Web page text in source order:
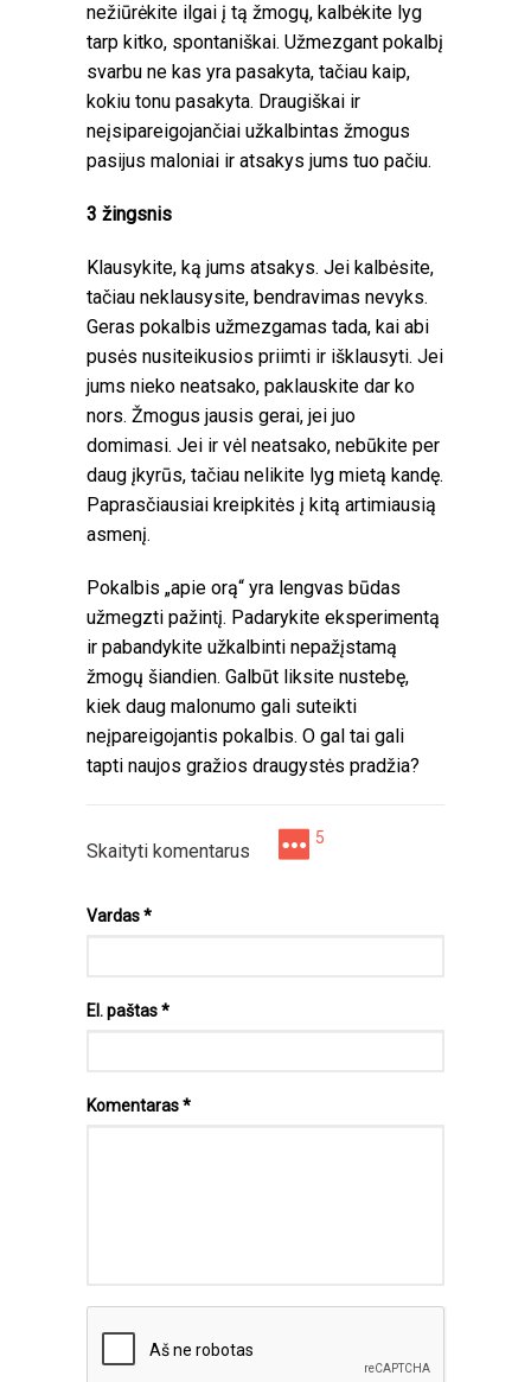
nežiūrėkite ilgai į tą žmogų, kalbėkite lyg
tarp kitko, spontaniškai. Užmezgant pokalbį
svarbu ne kas yra pasakyta, tačiau kaip,
kokiu tonu pasakyta. Draugiškai ir
neįsipareigojančiai užkalbintas žmogus
pasijus maloniai ir atsakys jums tuo pačiu.
3 žingsnis
Klausykite, ką jums atsakys. Jei kalbėsite,
tačiau neklausysite, bendravimas nevyks.
Geras pokalbis užmezgamas tada, kai abi
pusės nusiteikusios priimti ir išklausyti. Jei
jums nieko neatsako, paklauskite dar ko
nors. Žmogus jausis gerai, jei juo
domimasi. Jei ir vėl neatsako, nebūkite per
daug įkyrūs, tačiau nelikite lyg mietą kandę.
Paprasčiausiai kreipkitės į kitą artimiausią
asmenį.
Pokalbis „apie orą“ yra lengvas būdas
užmegzti pažintį. Padarykite eksperimentą
ir pabandykite užkalbinti nepažįstamą
žmogų šiandien. Galbūt liksite nustebę,
kiek daug malonumo gali suteikti
neįpareigojantis pokalbis. O gal tai gali
tapti naujos gražios draugystės pradžia?
Skaityti komentarus
5
Vardas*
El. paštas*
Komentaras*